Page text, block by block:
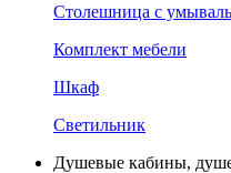
Столешница с
Комплект мебели
Шкаф
Светильник
Душевые кабины,